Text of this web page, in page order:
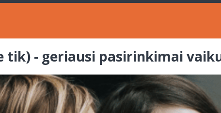
- geriausi pasirinkimai